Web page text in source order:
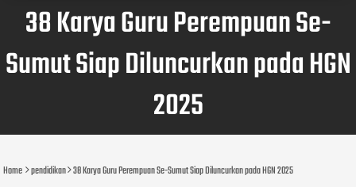
38 Karya Guru Perempuan Se-
Sumut Siap Diluncurkan pada HGN
2025
Home pendidikan 38 Karya Guru Perempuan Se-Sumut Siap Diluncurkan pada HGN 2025